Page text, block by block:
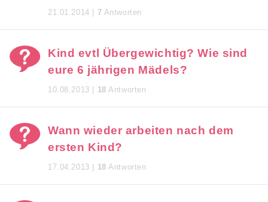
21.01.2014 | 7 Antworten
Kind evtl Übergewichtig? Wie sind
eure 6 jährigen Mädels?
10.08.2013 | 18 Antworten
Wann wieder arbeiten nach dem
ersten Kind?
17.04.2013 | 18 Antworten